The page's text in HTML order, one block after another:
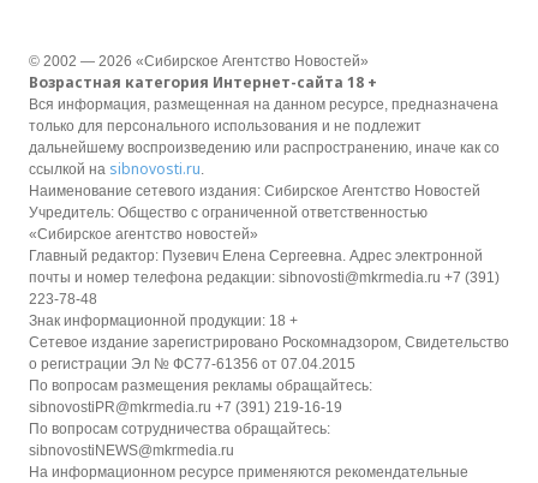
© 2002 — 2026 «Сибирское Агентство Новостей»
Возрастная категория Интернет-сайта 18 +
Вся информация, размещенная на данном ресурсе, предназначена
только для персонального использования и не подлежит
дальнейшему воспроизведению или распространению, иначе как со
ссылкой на sibnovosti.ru.
Наименование сетевого издания: Сибирское Агентство Новостей
Учредитель: Общество с ограниченной ответственностью
«Сибирское агентство новостей»
Главный редактор: Пузевич Елена Сергеевна. Адрес электронной
почты и номер телефона редакции: sibnovosti@mkrmedia.ru +7 (391)
223-78-48
Знак информационной продукции: 18 +
Сетевое издание зарегистрировано Роскомнадзором, Свидетельство
о регистрации Эл № ФС77-61356 от 07.04.2015
По вопросам размещения рекламы обращайтесь:
sibnovostiPR@mkrmedia.ru +7 (391) 219-16-19
По вопросам сотрудничества обращайтесь:
sibnovostiNEWS@mkrmedia.ru
На информационном ресурсе применяются рекомендательные